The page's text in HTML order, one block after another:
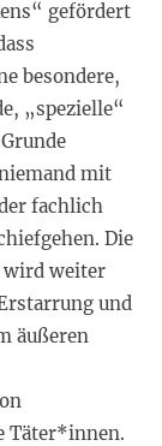
gefördert
besondere,
„spezielle“
mit
fachlich
Die
wird weiter
und
äußeren
Täter*innen.